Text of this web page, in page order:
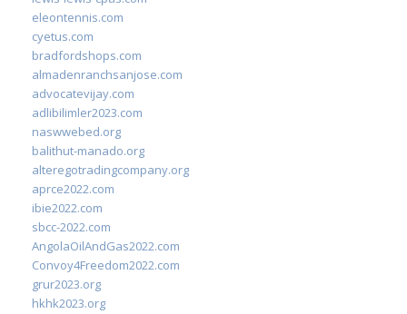
eleontennis.com
cyetus.com
bradfordshops.com
almadenranchsanjose.com
advocatevijay.com
adlibilimler2023.com
naswwebed.org
balithut-manado.org
alteregotradingcompany.org
aprce2022.com
ibie2022.com
sbcc-2022.com
AngolaOilAndGas2022.com
Convoy4Freedom2022.com
grur2023.org
hkhk2023.org